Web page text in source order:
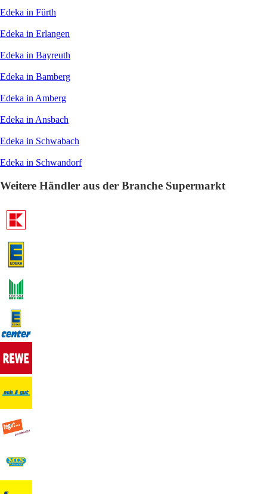
Edeka in Fürth
Edeka in Erlangen
Edeka in Bayreuth
Edeka in Bamberg
Edeka in Amberg
Edeka in Ansbach
Edeka in Schwabach
Edeka in Schwandorf
Weitere Händler aus der Branche Supermarkt